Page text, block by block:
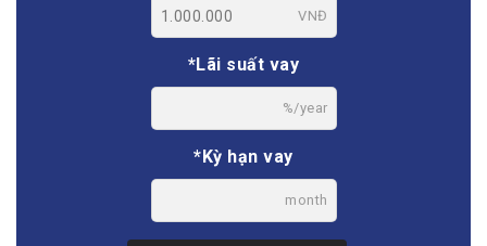
VNĐ
*Lãi suất vay
%/year
*Kỳ hạn vay
month